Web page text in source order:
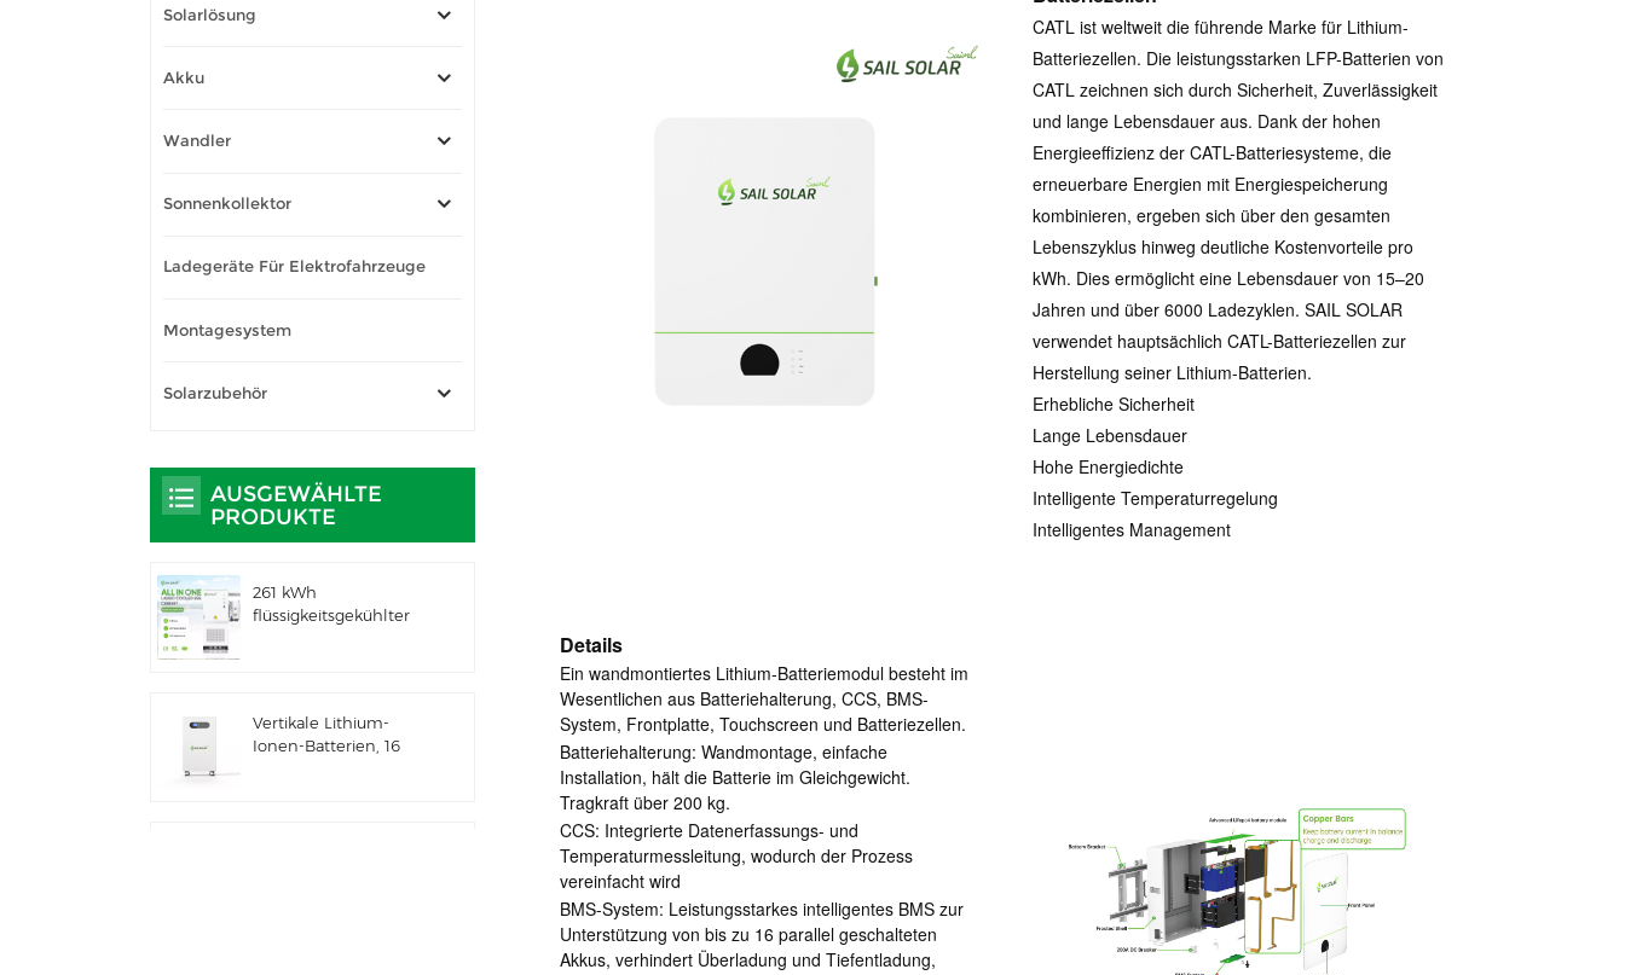
CATL ist weltweit die führende Marke für Lithium-
Batteriezellen. Die leistungsstarken LFP-Batterien von
CATL zeichnen sich durch Sicherheit, Zuverlässigkeit
und lange Lebensdauer aus. Dank der hohen
Energieeffizienz der CATL-Batteriesysteme, die
erneuerbare Energien mit Energiespeicherung
kombinieren, ergeben sich über den gesamten
Lebenszyklus hinweg deutliche Kostenvorteile pro
kWh. Dies ermöglicht eine Lebensdauer von 15–20
Jahren und über 6000 Ladezyklen. SAIL SOLAR
verwendet hauptsächlich CATL-Batteriezellen zur
Herstellung seiner Lithium-Batterien.
Erhebliche Sicherheit
Lange Lebensdauer
Hohe Energiedichte
Intelligente Temperaturregelung
Intelligentes Management
Details
Ein wandmontiertes Lithium-Batteriemodul besteht im
Wesentlichen aus Batteriehalterung, CCS, BMS-
System, Frontplatte, Touchscreen und Batteriezellen.
Batteriehalterung: Wandmontage, einfache
Installation, hält die Batterie im Gleichgewicht.
Tragkraft über 200 kg.
CCS: Integrierte Datenerfassungs- und
Temperaturmessleitung, wodurch der Prozess
vereinfacht wird
BMS-System: Leistungsstarkes intelligentes BMS zur
Unterstützung von bis zu 16 parallel geschalteten
Akkus, verhindert Überladung und Tiefentladung,
Solarlösung
Akku
Wandler
Sonnenkollektor
Ladegeräte Für Elektrofahrzeuge
Montagesystem
Solarzubehör
AUSGEWÄHLTE
PRODUKTE
261 kWh
flüssigkeitsgekühlter
Anwendungen IP66
ESS
Vertikale Lithium-
Ionen-Batterien, 16